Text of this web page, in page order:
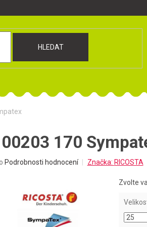
HLEDAT
170
Podrobnosti hodnocení Značka: RICOSTA
Zvolte